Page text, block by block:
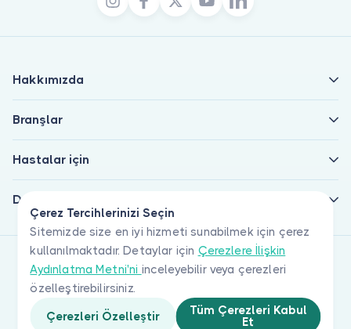
Çerez Tercihlerinizi Seçin
Sitemizde size en iyi hizmeti sunabilmek için çerez
kullanılmaktadır. Detaylar için Çerezlere İlişkin
Aydınlatma Metni'ni inceleyebilir veya çerezleri
özelleştirebilirsiniz.
Çerezleri Özelleştir
Tüm Çerezleri Kabul
Et
Hakkımızda
Branşlar
Hastalar için
Doktorlar için